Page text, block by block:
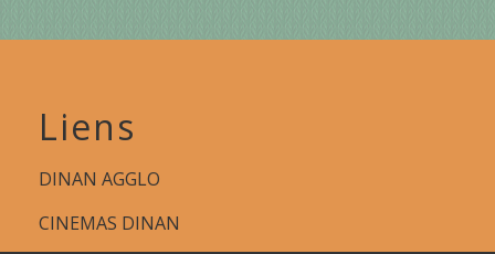
Liens
DINAN AGGLO
CINEMAS DINAN